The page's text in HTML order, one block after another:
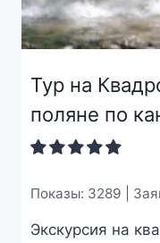
Тур на
поляне по
Показы: 3289 |
Экскурсия на